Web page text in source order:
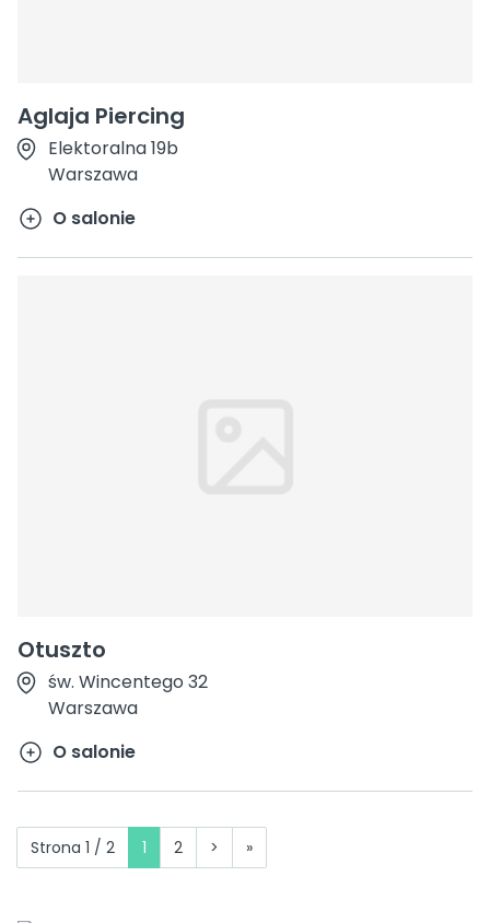
Aglaja Piercing
Elektoralna 19b
Warszawa
O salonie
Otuszto
św. Wincentego 32
Warszawa
O salonie
Strona 1 / 2 1 2 > »